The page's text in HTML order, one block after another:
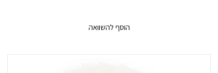
הוסף להשוואה